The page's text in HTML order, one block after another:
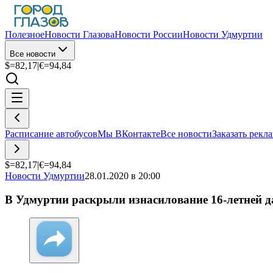
ПолезноеНовости ГлазоваНовости РоссииНовости Удмуртии
Все новости
$=82,17|€=94,84
Расписание автобусовМы ВКонтактеВсе новостиЗаказать
$=82,17|€=94,84
Новости Удмуртии28.01.2020 в 20:00
В Удмуртии раскрыли изнасилование 16-летней